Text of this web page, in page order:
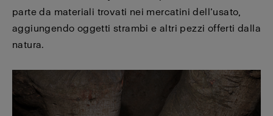
parte da materiali trovati nei mercatini dell’usato,
aggiungendo oggetti strambi e altri pezzi offerti dalla
natura.